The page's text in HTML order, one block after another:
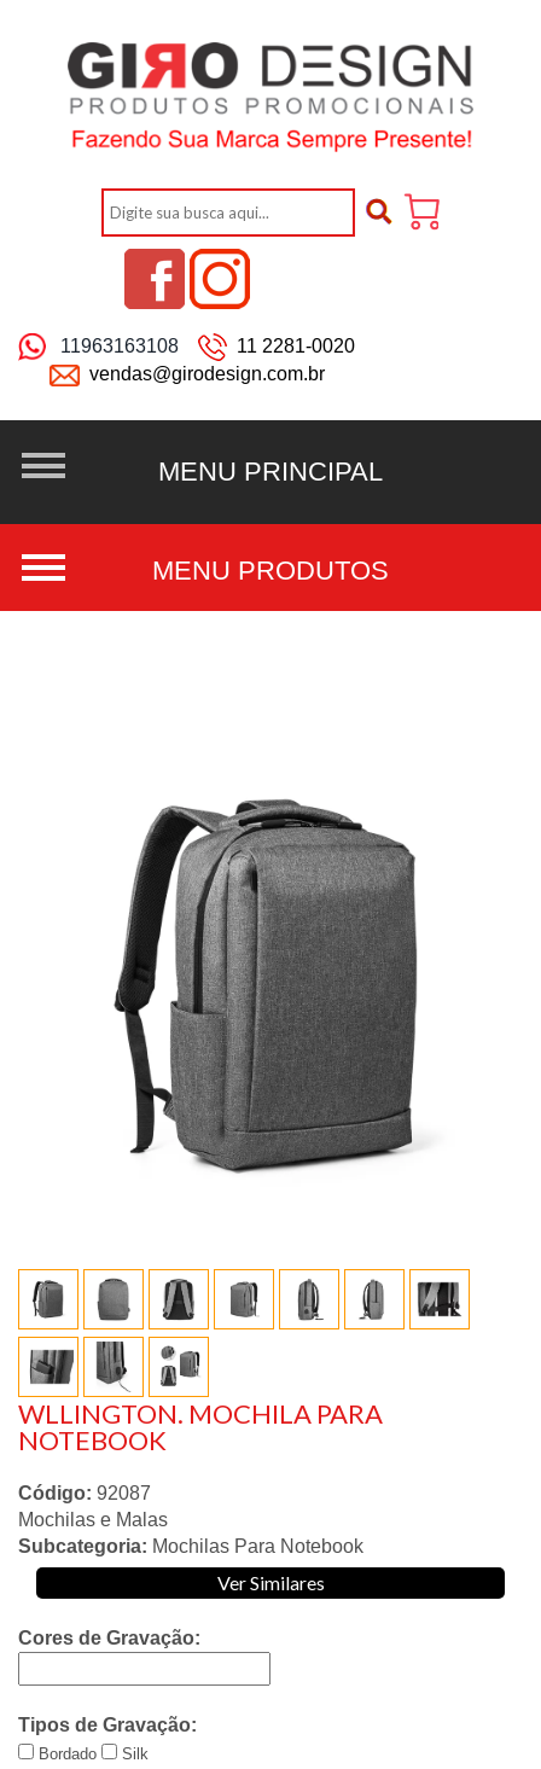
11963163108
11 2281-0020
vendas@girodesign.com.br
WLLINGTON. MOCHILA PARA
NOTEBOOK
Código: 92087
Mochilas e Malas
Subcategoria: Mochilas Para Notebook
Ver Similares
Cores de Gravação:
Tipos de Gravação:
Bordado Silk